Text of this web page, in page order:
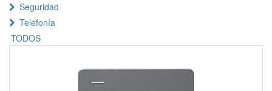
Seguridad
Telefonía
TODOS